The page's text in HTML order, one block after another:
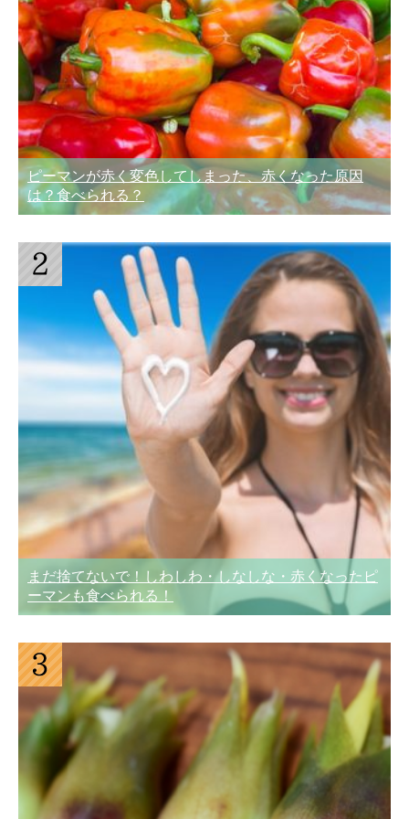
ピーマンが赤く変色してしまった、赤くなった原因
は？食べられる？
まだ捨てないで！しわしわ・しなしな・赤くなったピ
ーマンも食べられる！